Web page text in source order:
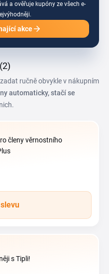
a ověřuje kupóny ze všech e-
akce
(2)
ručně obvykle v nákupním
automaticky, stačí se
členy věrnostního
s Tipli!